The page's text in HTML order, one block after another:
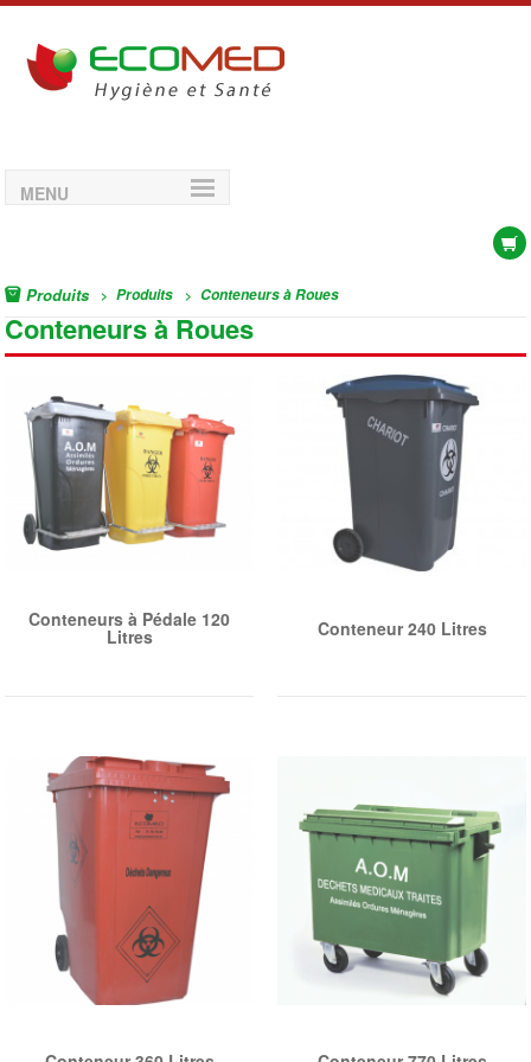
MENU
Produits > Produits > Conteneurs à Roues
Conteneurs à Roues
Conteneurs à Pédale 120
Litres Conteneur 240 Litres